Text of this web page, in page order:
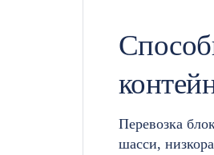
Перевозка
шасси,